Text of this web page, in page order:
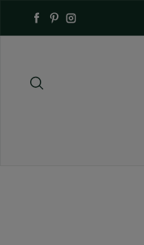
Facebook
Pinterest
Instagram